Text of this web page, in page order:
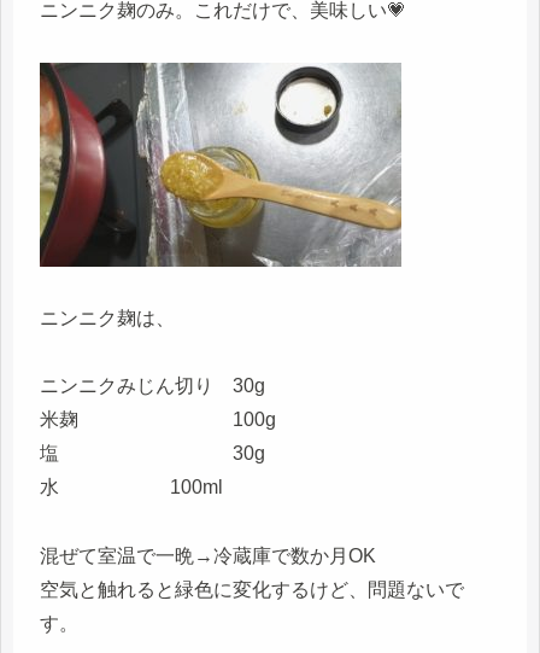
ニンニク麹のみ。これだけで、美味しい💗
ニンニク麹は、
ニンニクみじん切り 30g
米麹 100g
塩 30g
水 100ml
混ぜて室温で一晩→冷蔵庫で数か月OK
空気と触れると緑色に変化するけど、問題ないで
す。